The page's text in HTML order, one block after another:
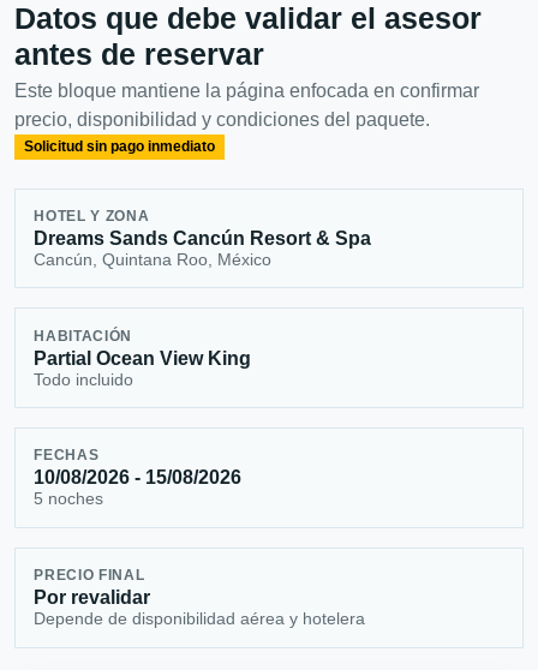
Datos que debe validar el asesor
antes de reservar
Este bloque mantiene la página enfocada en confirmar
precio, disponibilidad y condiciones del paquete.
Solicitud sin pago inmediato
HOTEL Y ZONA
Dreams Sands Cancún Resort & Spa
Cancún, Quintana Roo, México
HABITACIÓN
Partial Ocean View King
Todo incluido
FECHAS
10/08/2026 - 15/08/2026
5 noches
PRECIO FINAL
Por revalidar
Depende de disponibilidad aérea y hotelera